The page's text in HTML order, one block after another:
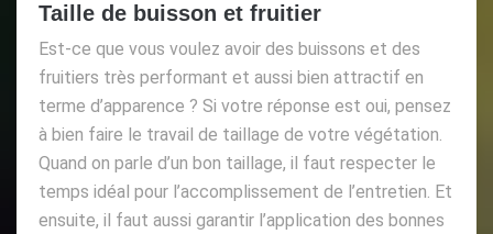
Taille de buisson et fruitier
Est-ce que vous voulez avoir des buissons et des
fruitiers très performant et aussi bien attractif en
terme d’apparence ? Si votre réponse est oui, pensez
à bien faire le travail de taillage de votre végétation.
Quand on parle d’un bon taillage, il faut respecter le
temps idéal pour l’accomplissement de l’entretien. Et
ensuite, il faut aussi garantir l’application des bonnes